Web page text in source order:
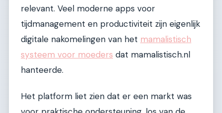
relevant. Veel moderne apps voor
tijdmanagement en productiviteit zijn eigenlijk
digitale nakomelingen van het mamalistisch
systeem voor moeders dat mamalistisch.nl
hanteerde.
Het platform liet zien dat er een markt was